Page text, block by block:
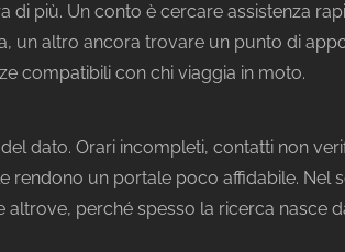
di più. Un conto è cercare assistenza
un altro ancora trovare un punto di
compatibili con chi viaggia in moto.
del dato. Orari incompleti, contatti non
rendono un portale poco affidabile. Nel
perché spesso la ricerca nasce